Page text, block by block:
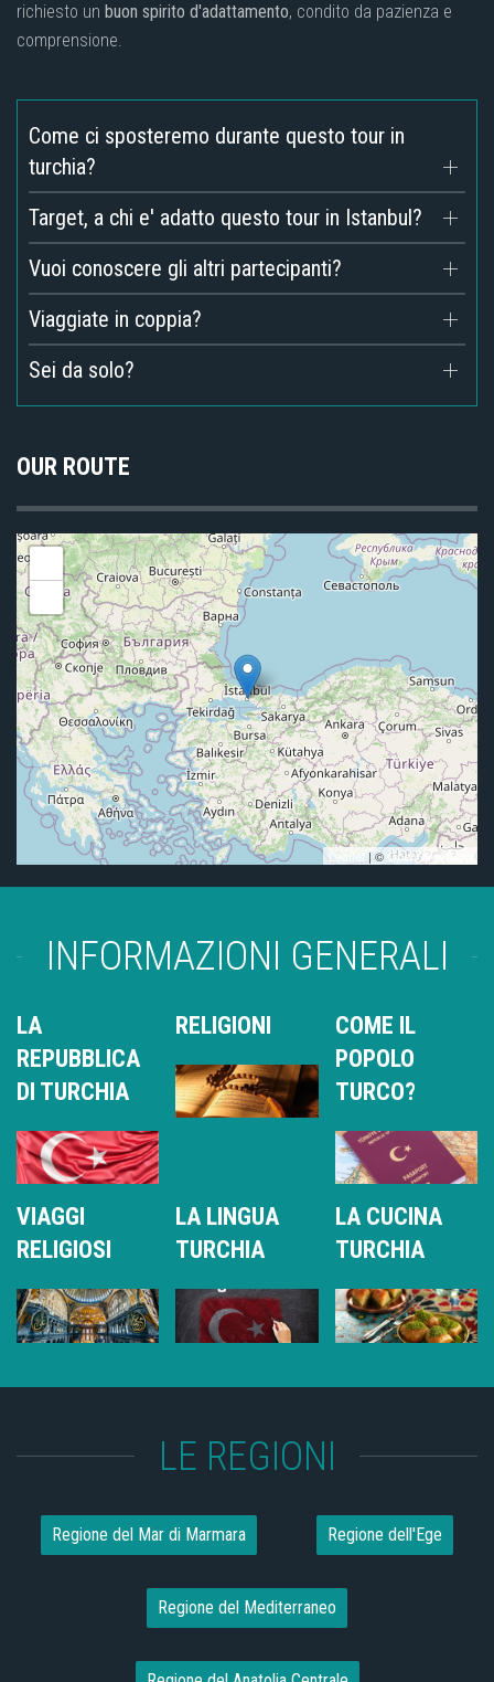
richiesto un buon spirito d'adattamento, condito da pazienza e
comprensione.
Come ci sposteremo durante questo tour in
turchia?
Target, a chi e' adatto questo tour in Istanbul?
Vuoi conoscere gli altri partecipanti?
Viaggiate in coppia?
Sei da solo?
OUR ROUTE
Leaflet | © OpenStreetMap
INFORMAZIONI GENERALI
LA
REPUBBLICA
DI TURCHIA
RELIGIONI
COME IL
POPOLO
TURCO?
VIAGGI
RELIGIOSI
LA LINGUA
TURCHIA
LA CUCINA
TURCHIA
LE REGIONI
Regione del Mar di Marmara Regione dell'Ege
Regione del Mediterraneo